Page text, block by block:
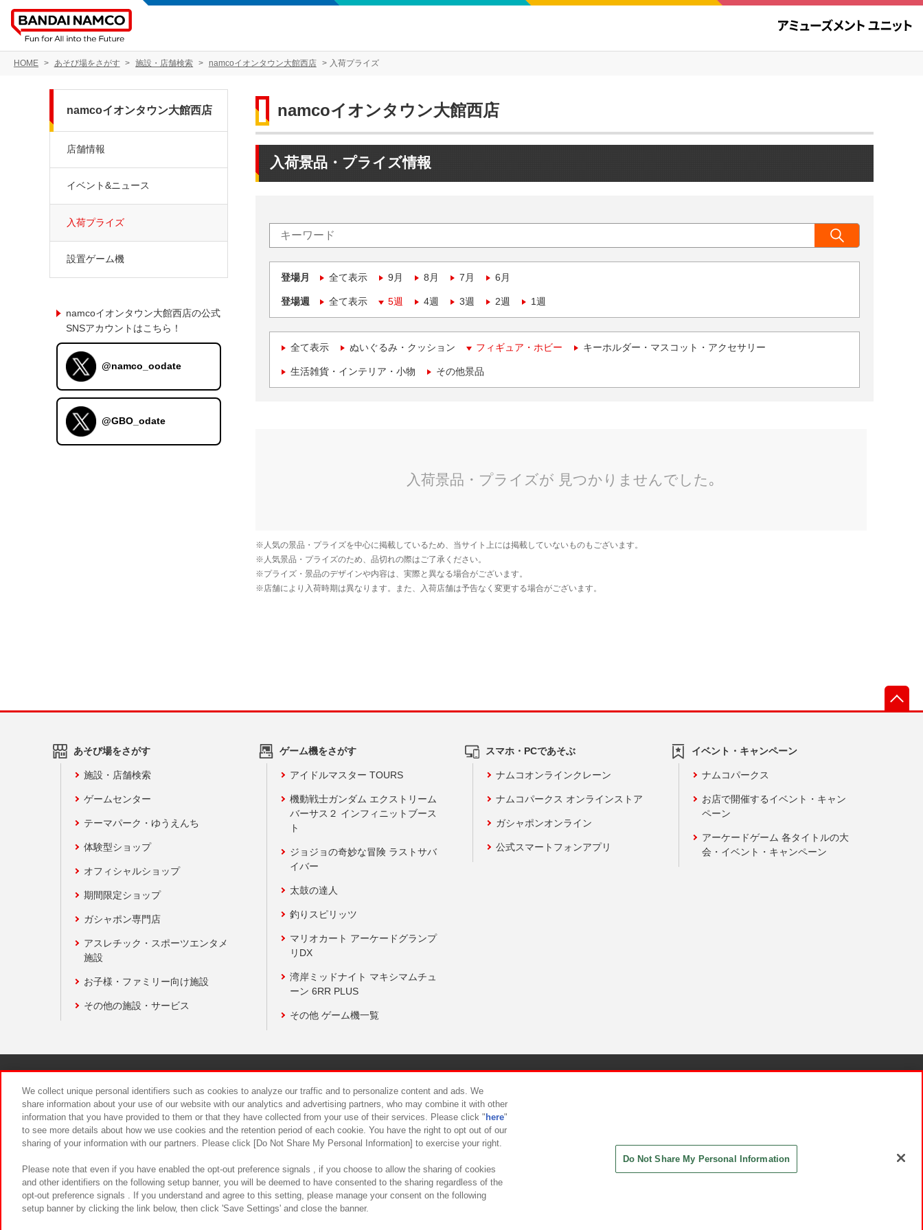
HOME あそび場をさがす 施設・店舗検索 namcoイオンタウン大館西店 入荷プライズ
namcoイオンタウン大館西店
入荷景品・プライズ情報
登場月 全て表示 9月 8月 7月 6月
登場週 全て表示 5週 4週 3週 2週 1週
全て表示 ぬいぐるみ・クッション フィギュア・ホビー キーホルダー・マスコット・アクセサリー
生活雑貨・インテリア・小物 その他景品
namcoイオンタウン大館西店
店舗情報
イベント&ニュース
入荷プライズ
設置ゲーム機
namcoイオンタウン大館西店の公式
SNSアカウントはこちら！
@namco_oodate
@GBO_odate
あそび場をさがす
施設・店舗検索
ゲームセンター
テーマパーク・ゆうえんち
体験型ショップ
オフィシャルショップ
期間限定ショップ
ガシャポン専門店
アスレチック・スポーツエンタメ
施設
お子様・ファミリー向け施設
その他の施設・サービス
ゲーム機をさがす
アイドルマスター TOURS
機動戦士ガンダム エクストリーム
バーサス２ インフィニットブース
ト
ジョジョの奇妙な冒険 ラストサバ
イバー
太鼓の達人
釣りスピリッツ
マリオカート アーケードグランプ
リDX
湾岸ミッドナイト マキシマムチュ
ーン 6RR PLUS
その他 ゲーム機一覧
スマホ・PCであそぶ
ナムコオンラインクレーン
ナムコパークス オンラインストア
ガシャポンオンライン
公式スマートフォンアプリ
イベント・キャンペーン
ナムコパークス
お店で開催するイベント・キャン
ペーン
アーケードゲーム 各タイトルの大
会・イベント・キャンペーン
食品のご提供について カスタマーハラスメント対応方針
We collect unique personal identifiers such as cookies to analyze our traffic and to personalize content and ads. We
share information about your use of our website with our analytics and advertising partners, who may combine it with other
information that you have provided to them or that they have collected from your use of their services. Please click " here"
to see more details about how we use cookies and the retention period of each cookie. You have the right to opt out of our
sharing of your information with our partners. Please click [Do Not Share My Personal Information] to exercise your right.
Please note that even if you have enabled the opt-out preference signals , if you choose to allow the sharing of cookies
and other identifiers on the following setup banner, you will be deemed to have consented to the sharing regardless of the
opt-out preference signals . If you understand and agree to this setting, please manage your consent on the following
setup banner by clicking the link below, then click 'Save Settings' and close the banner.
Do Not Share My Personal Information